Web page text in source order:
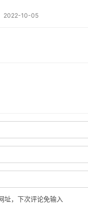
2022-10-05
址，下次评论免输入